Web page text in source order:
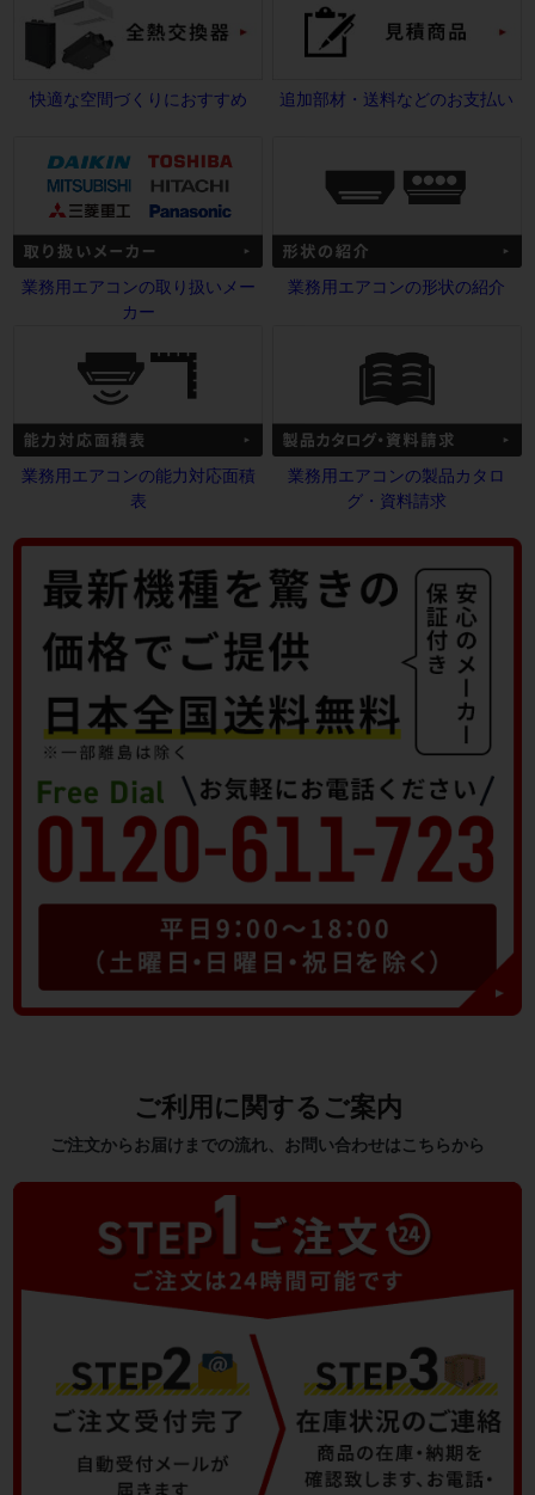
快適な空間づくりにおすすめ 追加部材・送料などのお支払い
業務用エアコンの取り扱いメー
カー
業務用エアコンの形状の紹介
業務用エアコンの能力対応面積
表
業務用エアコンの製品カタロ
グ・資料請求
ご利用に関するご案内
ご注文からお届けまでの流れ、お問い合わせはこちらから